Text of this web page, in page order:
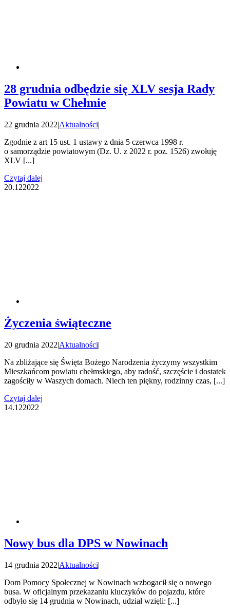
28 grudnia odbędzie się XLV sesja Rady
Powiatu w Chełmie
22 grudnia 2022|Aktualności|
Zgodnie z art 15 ust. 1 ustawy z dnia 5 czerwca 1998 r.
o samorządzie powiatowym (Dz. U. z 2022 r. poz. 1526) zwołuję
XLV [...]
Czytaj dalej
20.122022
Życzenia świąteczne
20 grudnia 2022|Aktualności|
Na zbliżające się Święta Bożego Narodzenia życzymy wszystkim
Mieszkańcom powiatu chełmskiego, aby radość, szczęście i dostatek
zagościły w Waszych domach. Niech ten piękny, rodzinny czas, [...]
Czytaj dalej
14.122022
Nowy bus dla DPS w Nowinach
14 grudnia 2022|Aktualności|
Dom Pomocy Społecznej w Nowinach wzbogacił się o nowego
busa. W oficjalnym przekazaniu kluczyków do pojazdu, które
odbyło się 14 grudnia w Nowinach, udział wzięli: [...]